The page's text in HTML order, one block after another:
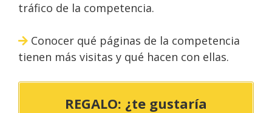
tráfico de la competencia.
Conocer qué páginas de la competencia
tienen más visitas y qué hacen con ellas.
REGALO: ¿te gustaría